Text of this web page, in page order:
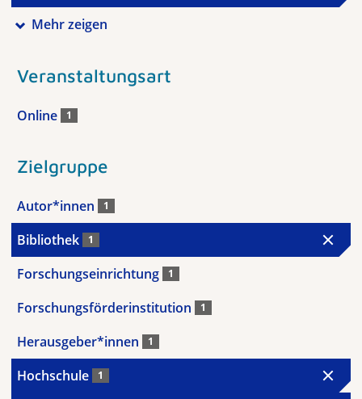
Mehr zeigen
Veranstaltungsart
Online 1
Zielgruppe
Autor*innen 1
Bibliothek 1
Forschungseinrichtung 1
Forschungsförderinstitution 1
Herausgeber*innen 1
Hochschule 1